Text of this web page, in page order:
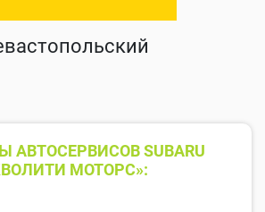
АВТОСЕРВИСОВ SUBARU
МОТОРС»: